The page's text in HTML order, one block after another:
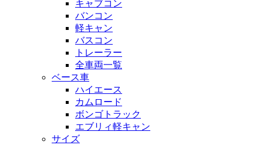
キャブコン
バンコン
軽キャン
バスコン
トレーラー
全車両一覧
ベース車
ハイエース
カムロード
ボンゴトラック
エブリィ軽キャン
サイズ